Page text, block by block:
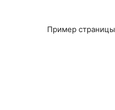
Пример страницы